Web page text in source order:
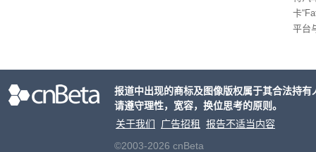
卡
平台
报道中出现的商标及图像版权属于其合法持
请遵守理性，宽容，换位思考的原则。
关于我们
广告招租
报告不适当内容
©2003-2026 cnBeta